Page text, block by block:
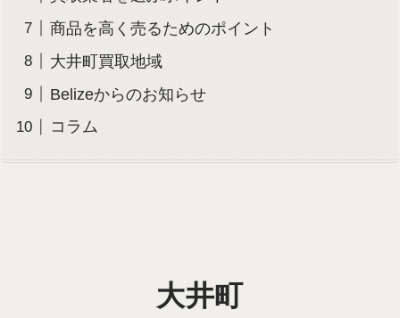
商品を高く売るためのポイント
大井町買取地域
Belizeからのお知らせ
コラム
大井町